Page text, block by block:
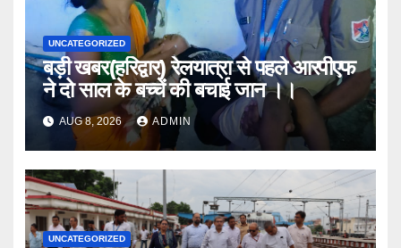
UNCATEGORIZED
बड़ी खबर(हरिद्वार) रेलयात्रा से पहले आरपीएफ
ने दो साल के बच्चें की बचाई जान ।।
AUG 8, 2026 ADMIN
UNCATEGORIZED